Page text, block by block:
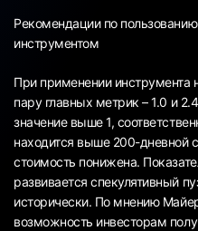
Рекомендации по
инструментом
При применении инструмента
пару главных метрик – 1.0 и
значение выше 1,
находится выше 200-дневной
стоимость понижена.
развивается спекулятивный
исторически. По мнению
возможность инвесторам